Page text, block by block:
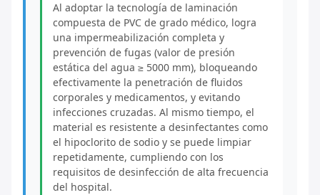
Al adoptar la tecnología de laminación
compuesta de PVC de grado médico, logra
una impermeabilización completa y
prevención de fugas (valor de presión
estática del agua ≥ 5000 mm), bloqueando
efectivamente la penetración de fluidos
corporales y medicamentos, y evitando
infecciones cruzadas. Al mismo tiempo, el
material es resistente a desinfectantes como
el hipoclorito de sodio y se puede limpiar
repetidamente, cumpliendo con los
requisitos de desinfección de alta frecuencia
del hospital.